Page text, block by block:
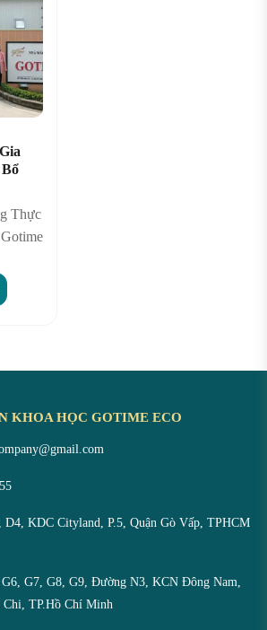
Thực
và
KHOA HỌC GOTIME ECO
D4, KDC Cityland, P.5, Quận Gò Vấp, TPHCM
G7, G8, G9, Đường N3, KCN Đông Nam,
TP.Hồ Chí Minh